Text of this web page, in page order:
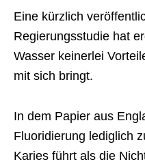
Eine kürzlich
Regierungsstudie hat
Wasser keinerlei
mit sich bringt.
In dem Papier aus
Fluoridierung lediglich
Karies führt als die